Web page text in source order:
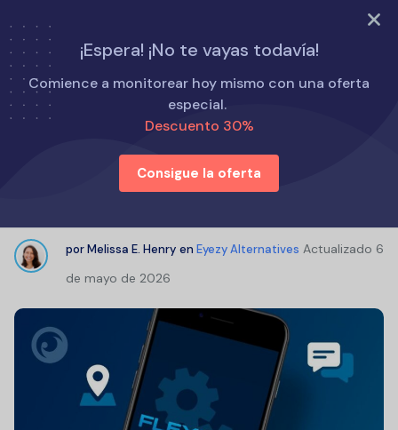
PRUEBA AHORA
¡Espera! ¡No te vayas todavía!
Comience a monitorear hoy mismo con una oferta
especial.
Descuento 30%
Consigue la oferta
Inicio
Alternativas a Eyezy
FlexiSPY Review: How to Install & How Much Does It Cost?
FlexiSPY Review: How to Install &
How Much Does It Cost?
porMelissa E. Henry en Eyezy Alternatives Actualizado 6
de mayo de 2026